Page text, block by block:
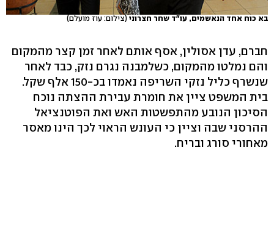
בא כוח אחד הנאשמים, עו"ד שחר חצרוני (צילום: עוז מועלם)
חברם, עדן אסולין, אסף אותם לאחר זמן קצר מהמקום
והם נמלטו מהמקום, כשלמבנה נגרם נזק, כבד לאחר
שנשרף כליל נזקי השריפה נאמדו בכ-150 אלף שקל.
בית המשפט ציין את חומרת עבירת ההצתה נוכח
הסיכון הנובע מהתפשטות האש ואת הפוטנציאל
ההרסני שבה וציין כי העונש הראוי לכך הינו מאסר
מאחורי סורג ובריח.